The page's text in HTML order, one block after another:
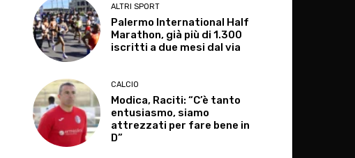
ALTRI SPORT
Palermo International Half
Marathon, già più di 1.300
iscritti a due mesi dal via
CALCIO
Modica, Raciti: “C’è tanto
entusiasmo, siamo
attrezzati per fare bene in
D”